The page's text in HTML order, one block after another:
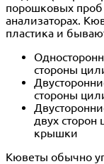
порошковых проб
анализаторах.
пластика и
стороны
стороны
двух
крышки
Кюветы обычно